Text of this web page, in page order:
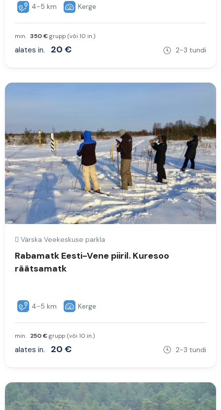
4-5 km Kerge
min. 350 €grupp (või 10 in.)
alates in. 20 € 2-3 tundi
Värska Veekeskuse parkla
Rabamatk Eesti-Vene piiril. Kuresoo
räätsamatk
4-5 km Kerge
min. 250 €grupp (või 10 in.)
alates in. 20 € 2-3 tundi